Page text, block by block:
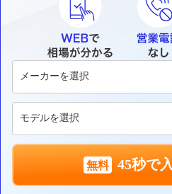
45秒で